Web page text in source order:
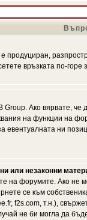
продуциран,
връзката по-горе
Ако вярвате,
на функции на
ни
или незаконни
на форумите. Ако не
се към
f2s.com, т.н.),
не би могла да